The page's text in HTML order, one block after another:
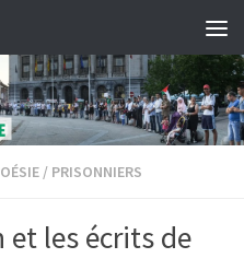
/ PRISONNIERS
et les écrits de